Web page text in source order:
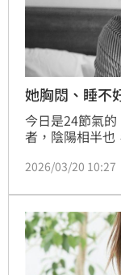
她胸悶、睡不
今日是24節氣
者，陰陽相半也
轉折點，氣候由
緒」，導致各種
2026/03/20 10:27